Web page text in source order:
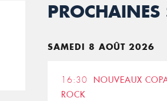
PROCHAINES
SAMEDI 8 AOÛT 2026
16:30
NOUVEAUX
ROCK